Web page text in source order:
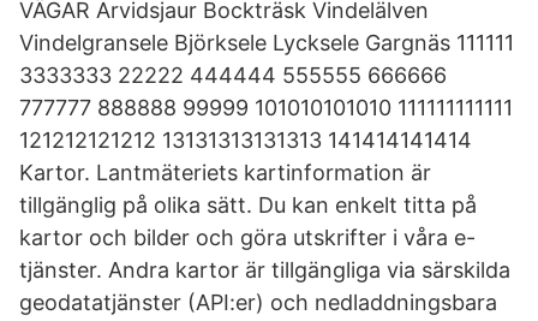
VÄGAR Arvidsjaur Bockträsk Vindelälven
Vindelgransele Björksele Lycksele Gargnäs 111111
3333333 22222 444444 555555 666666
777777 888888 99999 101010101010 111111111111
121212121212 13131313131313 141414141414
Kartor. Lantmäteriets kartinformation är
tillgänglig på olika sätt. Du kan enkelt titta på
kartor och bilder och göra utskrifter i våra e-
tjänster. Andra kartor är tillgängliga via särskilda
geodatatjänster (API:er) och nedladdningsbara